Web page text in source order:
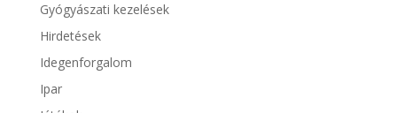
Gyógyászati kezelések
Hirdetések
Idegenforgalom
Ipar